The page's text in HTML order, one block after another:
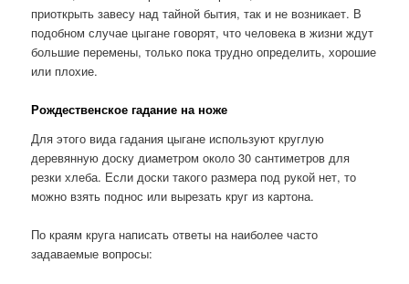
приоткрыть завесу над тайной бытия, так и не возникает. В
подобном случае цыгане говорят, что человека в жизни ждут
большие перемены, только пока трудно определить, хорошие
или плохие.
Рождественское гадание на ноже
Для этого вида гадания цыгане используют круглую
деревянную доску диаметром около 30 сантиметров для
резки хлеба. Если доски такого размера под рукой нет, то
можно взять поднос или вырезать круг из картона.
По краям круга написать ответы на наиболее часто
задаваемые вопросы: